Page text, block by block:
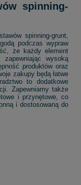
spinning-
spinning-grunt,
podczas wypraw
że każdy element
wysoką
produktów oraz
zakupy będą łatwe
to dodatkowe
Zapewniamy także
i przynętowe, co
i dostosowaną do